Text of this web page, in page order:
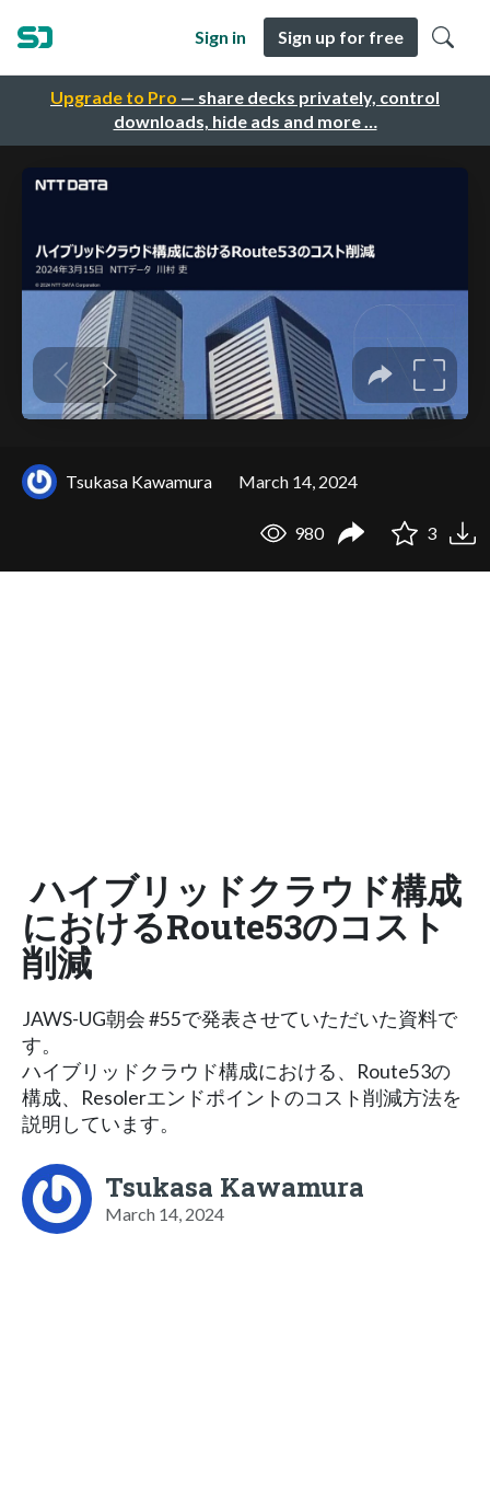
Upgrade to Pro — share decks privately, control
downloads, hide ads and more …
Sign in Sign up for free
Tsukasa Kawamura March 14, 2024
980 3
ハイブリッドクラウド構成
におけるRoute53のコスト
削減
JAWS-UG朝会 #55で発表させていただいた資料で
す。
ハイブリッドクラウド構成における、Route53の
構成、Resolerエンドポイントのコスト削減方法を
説明しています。
Tsukasa Kawamura
March 14, 2024